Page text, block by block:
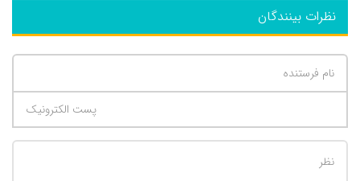
نظرات بینندگان